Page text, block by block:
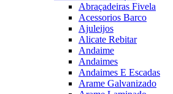
Abraçadeiras Fivela
Acessorios Barco
Ajuleijos
Alicate Rebitar
Andaime
Andaimes
Andaimes E Escadas
Arame Galvanizado